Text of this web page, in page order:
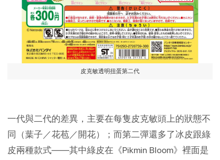
皮克敏透明扭蛋第二代
一代與二代的差異，主要在每隻皮克敏頭上的狀態不
同（葉子／花苞／開花）；而第二彈還多了冰皮跟綠
皮兩種款式——其中綠皮在《Pikmin Bloom》裡面是